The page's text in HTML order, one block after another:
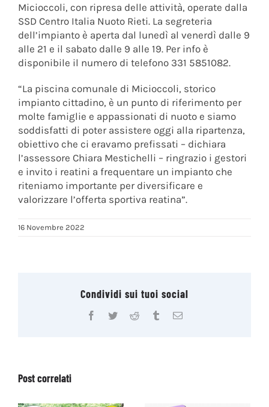
Micioccoli, con ripresa delle attività, operate dalla
SSD Centro Italia Nuoto Rieti. La segreteria
dell’impianto è aperta dal lunedì al venerdì dalle 9
alle 21 e il sabato dalle 9 alle 19. Per info è
disponibile il numero di telefono 331 5851082.
“La piscina comunale di Micioccoli, storico
impianto cittadino, è un punto di riferimento per
molte famiglie e appassionati di nuoto e siamo
soddisfatti di poter assistere oggi alla ripartenza,
obiettivo che ci eravamo prefissati – dichiara
l’assessore Chiara Mestichelli – ringrazio i gestori
e invito i reatini a frequentare un impianto che
riteniamo importante per diversificare e
valorizzare l’offerta sportiva reatina”.
16 Novembre 2022
Condividi sui tuoi social
Facebook
TwitterReddit TumblrEmail
Post correlati